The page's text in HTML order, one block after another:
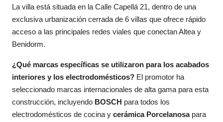
La villa está situada en la Calle Capellá 21, dentro de una
exclusiva urbanización cerrada de 6 villas que ofrece rápido
acceso a las principales redes viales que conectan Altea y
Benidorm.
¿Qué marcas específicas se utilizaron para los acabados
interiores y los electrodomésticos? El promotor ha
seleccionado marcas internacionales de alta gama para esta
construcción, incluyendo BOSCH para todos los
electrodomésticos de cocina y cerámica Porcelanosapara